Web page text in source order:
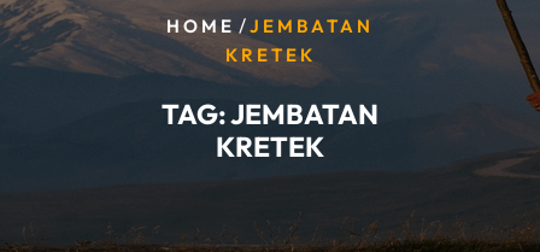
HOME /JEMBATAN
KRETEK
TAG:JEMBATAN
KRETEK